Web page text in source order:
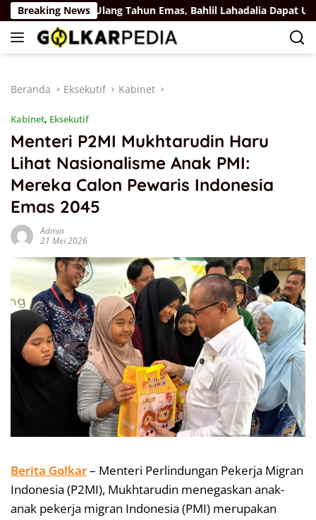
Langsung
ke
konten
Breaking NewsUlang Tahun Emas, Bahlil Lahadalia Dapat Ucapan
Beranda Eksekutif Kabinet
Kabinet, Eksekutif
Menteri P2MI Mukhtarudin Haru
Lihat Nasionalisme Anak PMI:
Mereka Calon Pewaris Indonesia
Emas 2045
Admin
21 Mei 2026
Berita Golkar– Menteri Perlindungan Pekerja Migran
Indonesia (P2MI), Mukhtarudin menegaskan anak-
anak pekerja migran Indonesia (PMI) merupakan